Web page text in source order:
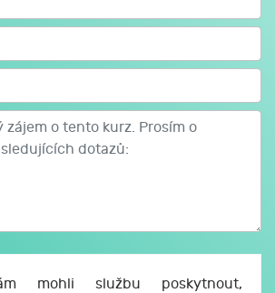
mohli službu poskytnout,